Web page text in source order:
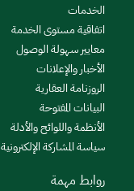
الخدمات
اتفاقية مستوى الخدمة
معايير سهولة الوصول
الأخبار والإعلانات
الروزنامة العقارية
البيانات المفتوحة
الأنظمة واللوائح والأدلة
سياسة المشاركة الإلكترونية
روابط مهمة